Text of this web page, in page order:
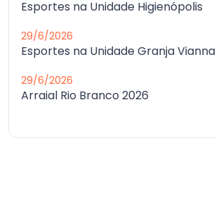
Esportes na Unidade Higienópolis
29/6/2026
Esportes na Unidade Granja Vianna
29/6/2026
Arraial Rio Branco 2026